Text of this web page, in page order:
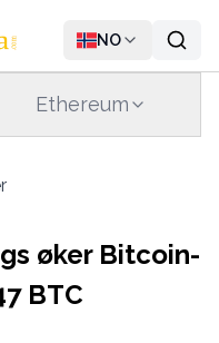
NO
Ethereum
øker Bitcoin-
BTC